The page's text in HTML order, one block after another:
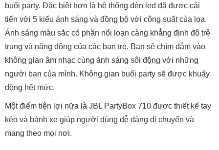
buổi party. Đặc biệt hơn là hệ thống đèn led đã được cải
tiến với 5 kiểu ánh sáng và đồng bộ với công suất của loa.
Ánh sáng màu sắc có phần nổi loạn càng khẳng định độ trẻ
trung và năng động của các bạn trẻ. Bạn sẽ chìm đắm vào
không gian âm nhạc cùng ánh sáng sôi động với những
người bạn của mình. Không gian buổi party sẽ được khuấy
động hết mức.
Một điểm tiện lợi nữa là JBL PartyBox 710 được thiết kế tay
kéo và bánh xe giúp người dùng dễ dàng di chuyển và
mang theo mọi nơi.